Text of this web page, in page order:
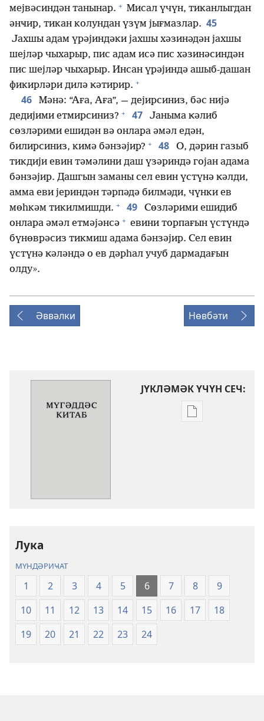
мејвәсиндән танынар. + Мисал үчүн, тиканлыгдан
әнҹир, тикан колундан үзүм јығмазлар. 45
Јахшы адам үрәјиндәки јахшы хәзинәдән јахшы
шејләр чыхарыр, пис адам исә пис хәзинәсиндән
пис шејләр чыхарыр. Инсан үрәјиндә ашыб-дашан
фикирләри дилә ҝәтирир. +
46
Мәнә: “Аға, Аға”, — дејирсиниз, бәс нијә
дедијими етмирсиниз? + 47
Јаныма ҝәлиб
сөзләрими ешидән вә онлара әмәл едән,
билирсиниз, кимә бәнзәјир? + 48
О, дәрин газыб
тикдији евин тәмәлини даш үзәриндә гојан адама
бәнзәјир. Дашгын заманы сел евин үстүнә ҝәлди,
амма еви јериндән тәрпәдә билмәди, чүнки ев
мөһкәм тикилмишди. + 49
Сөзләрими ешидиб
онлара әмәл етмәјәнсә + евини торпағын үстүндә
бүнөврәсиз тикмиш адама бәнзәјир. Сел евин
үстүнә ҝәләндә о ев дәрһал учуб дармадағын
олду».
Әввәлки Нөвбәти
ЈҮКЛӘМӘК ҮЧҮН СЕЧ:
Електрон
Лука
МҮНДӘРИҸАТ
1 2 3 4 5 6 7 8
9
10
11 12 13 14 15 16 17
18
19
20 21 22 23 24